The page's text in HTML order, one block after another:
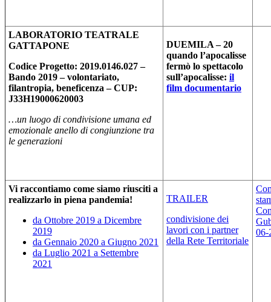
LABORATORIO TEATRALE
GATTAPONE
Codice Progetto: 2019.0146.027 –
Bando 2019 – volontariato,
filantropia, beneficenza – CUP:
J33H19000620003
…un luogo di condivisione umana ed
emozionale anello di congiunzione tra
le generazioni
DUEMILA – 20
quando l’apocalisse
fermò lo spettacolo
sull’apocalisse: il
film documentario
Vi raccontiamo come siamo riusciti a
realizzarlo in piena pandemia!
da Ottobre 2019 a Dicembre
2019
da Gennaio 2020 a Giugno 2021
da Luglio 2021 a Settembre
2021
TRAILER
condivisione dei
lavori con i partner
della Rete Territoriale
06-